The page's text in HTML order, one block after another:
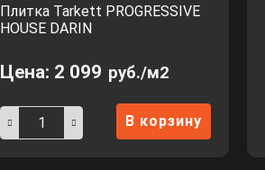
Плитка Tarkett PROGRESSIVE
HOUSE DARIN
Цена: 2 099 руб./м2
В корзину